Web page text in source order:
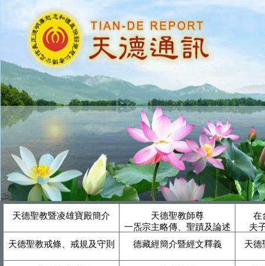
天德聖教暨凌雄寶殿簡介
天德聖教師尊
一炁宗主略傳、聖蹟及論述
在
夫
天德聖教戒條、戒規及守則
德藏經簡介暨經文釋義 天德